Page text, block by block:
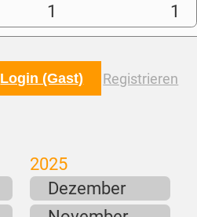
1 1
Login (Gast) Registrieren
2025
Dezember